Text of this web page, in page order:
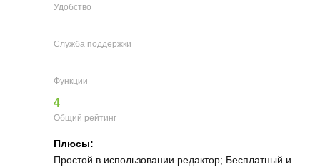
Удобство
Служба поддержки
Функции
4
Общий рейтинг
Плюсы:
Простой в использовании редактор; Бесплатный и